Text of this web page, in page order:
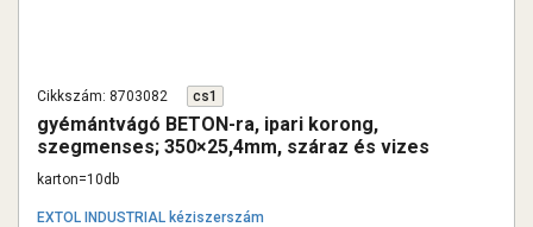
Cikkszám: 8703082 cs1
gyémántvágó BETON-ra, ipari korong,
szegmenses; 350×25,4mm, száraz és vizes
vágásra
karton=10db
EXTOL INDUSTRIAL kéziszerszám